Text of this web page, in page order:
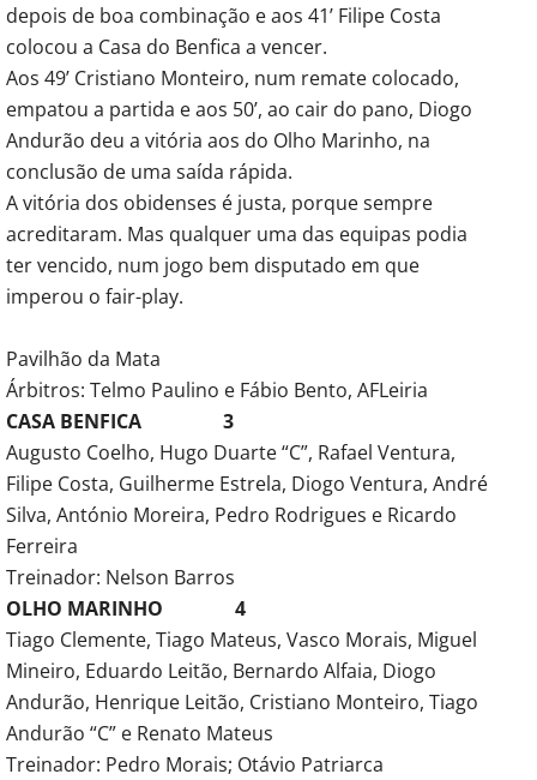
depois de boa combinação e aos 41’ Filipe Costa
colocou a Casa do Benfica a vencer.
Aos 49’ Cristiano Monteiro, num remate colocado,
empatou a partida e aos 50’, ao cair do pano, Diogo
Andurão deu a vitória aos do Olho Marinho, na
conclusão de uma saída rápida.
A vitória dos obidenses é justa, porque sempre
acreditaram. Mas qualquer uma das equipas podia
ter vencido, num jogo bem disputado em que
imperou o fair-play.
Pavilhão da Mata
Árbitros: Telmo Paulino e Fábio Bento, AFLeiria
CASA BENFICA 3
Augusto Coelho, Hugo Duarte “C”, Rafael Ventura,
Filipe Costa, Guilherme Estrela, Diogo Ventura, André
Silva, António Moreira, Pedro Rodrigues e Ricardo
Ferreira
Treinador: Nelson Barros
OLHO MARINHO 4
Tiago Clemente, Tiago Mateus, Vasco Morais, Miguel
Mineiro, Eduardo Leitão, Bernardo Alfaia, Diogo
Andurão, Henrique Leitão, Cristiano Monteiro, Tiago
Andurão “C” e Renato Mateus
Treinador: Pedro Morais; Otávio Patriarca